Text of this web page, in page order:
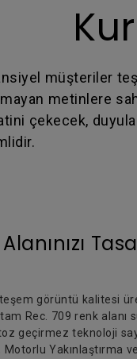
müşteriler
metinlere
çekecek,
görüntü kalitesi
Rec. 709 renk alanı
geçirmez teknoloji
Motorlu Yakınlaştırma